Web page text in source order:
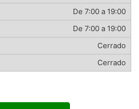
De 7:00 a 19:00
De 7:00 a 19:00
Cerrado
Cerrado